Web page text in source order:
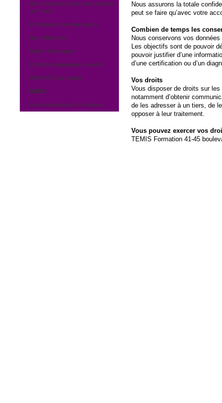
Nos formations dans notre antenne
de Rouen
Présentation de notre centre
Nos références
Bulletin d'inscription
Conditions générales de vente
DATADOCK & Qualité
RGPD
Accès réservé aux formateurs
Nous assurons la totale
peut se faire qu’avec votre
Combien de temps les
Nous conservons vos
Les objectifs sont de pouvoir
pouvoir justifier d’une
d’une certification ou d’un
Vos droits
Vous disposer de droits sur
notamment d’obtenir
de les adresser à un tiers, de
opposer à leur traitement.
Vous pouvez exercer vos
TEMIS Formation 41-45